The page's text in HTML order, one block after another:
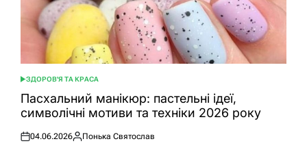
ОПУБЛІКУВАТИ
У
ЗДОРОВ'Я ТА КРАСА
Пасхальний манікюр: пастельні ідеї,
символічні мотиви та техніки 2026 року
Оприлюднено
04.06.2026
Опубліковано
Понька Святослав